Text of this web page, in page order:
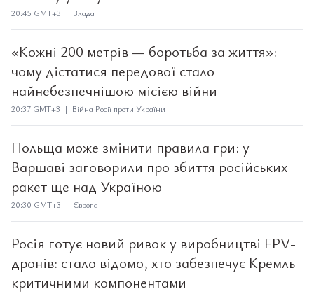
20:45 GMT+3 | Влада
«Кожні 200 метрів — боротьба за життя»:
чому дістатися передової стало
найнебезпечнішою місією війни
20:37 GMT+3 | Війна Росії проти України
Польща може змінити правила гри: у
Варшаві заговорили про збиття російських
ракет ще над Україною
20:30 GMT+3 | Європа
Росія готує новий ривок у виробництві FPV-
дронів: стало відомо, хто забезпечує Кремль
критичними компонентами